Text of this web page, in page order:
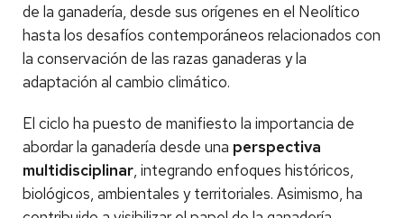
de la ganadería, desde sus orígenes en el Neolítico
hasta los desafíos contemporáneos relacionados con
la conservación de las razas ganaderas y la
adaptación al cambio climático.
El ciclo ha puesto de manifiesto la importancia de
abordar la ganadería desde una perspectiva
multidisciplinar, integrando enfoques históricos,
biológicos, ambientales y territoriales. Asimismo, ha